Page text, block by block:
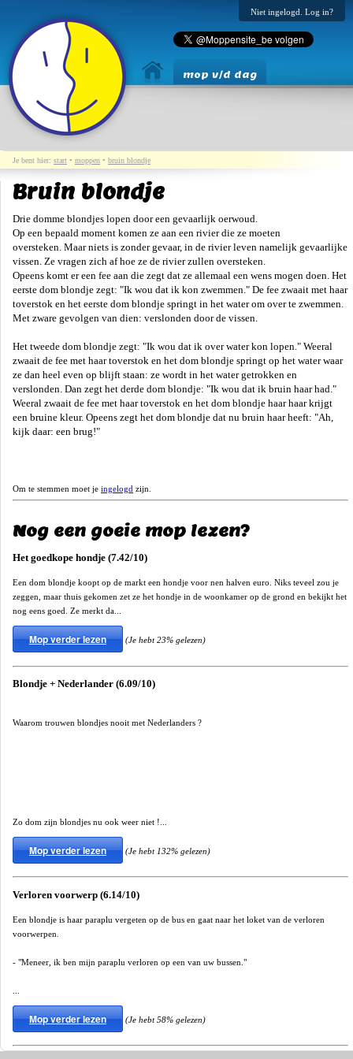
Niet ingelogd. Log in?
mop v/d dag
Je bent hier: start • moppen • bruin blondje
Bruin blondje
Drie domme blondjes lopen door een gevaarlijk oerwoud.
Op een bepaald moment komen ze aan een rivier die ze moeten
oversteken. Maar niets is zonder gevaar, in de rivier leven namelijk gevaarlijke
vissen. Ze vragen zich af hoe ze de rivier zullen oversteken.
Opeens komt er een fee aan die zegt dat ze allemaal een wens mogen doen. Het
eerste dom blondje zegt: "Ik wou dat ik kon zwemmen." De fee zwaait met haar
toverstok en het eerste dom blondje springt in het water om over te zwemmen.
Met zware gevolgen van dien: verslonden door de vissen.
Het tweede dom blondje zegt: "Ik wou dat ik over water kon lopen." Weeral
zwaait de fee met haar toverstok en het dom blondje springt op het water waar
ze dan heel even op blijft staan: ze wordt in het water getrokken en
verslonden. Dan zegt het derde dom blondje: "Ik wou dat ik bruin haar had."
Weeral zwaait de fee met haar toverstok en het dom blondje haar haar krijgt
een bruine kleur. Opeens zegt het dom blondje dat nu bruin haar heeft: "Ah,
kijk daar: een brug!"
Om te stemmen moet je ingelogd zijn.
Nog een goeie mop lezen?
Het goedkope hondje (7.42/10)
Een dom blondje koopt op de markt een hondje voor nen halven euro. Niks teveel zou je
zeggen, maar thuis gekomen zet ze het hondje in de woonkamer op de grond en bekijkt het
nog eens goed. Ze merkt da...
Mop verder lezen (Je hebt 23% gelezen)
Blondje + Nederlander (6.09/10)
Waarom trouwen blondjes nooit met Nederlanders ?
Zo dom zijn blondjes nu ook weer niet !...
Mop verder lezen (Je hebt 132% gelezen)
Verloren voorwerp (6.14/10)
Een blondje is haar paraplu vergeten op de bus en gaat naar het loket van de verloren
voorwerpen.
- "Meneer, ik ben mijn paraplu verloren op een van uw bussen."
Mop verder lezen (Je hebt 58% gelezen)